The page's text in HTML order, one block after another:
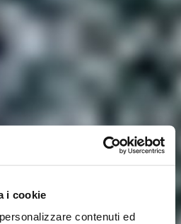
i cookie
contenuti ed